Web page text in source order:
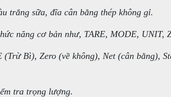
trắng sữa, đĩa cân bằng thép không gỉ.
năng cơ bản như, TARE, MODE, UNIT,
(Trừ Bì), Zero (về không), Net (cân bằng),
tra trọng lượng.